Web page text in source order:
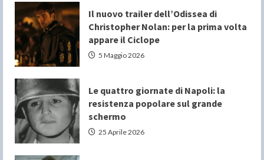
Il nuovo trailer dell’Odissea di
Christopher Nolan: per la prima volta
appare il Ciclope
5 Maggio 2026
Le quattro giornate di Napoli: la
resistenza popolare sul grande
schermo
25 Aprile 2026